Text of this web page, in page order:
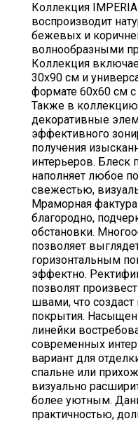
Коллекция
воспроизводит
бежевых и
волнообразными
Коллекция
30х90 см и
формате 60х60 см
Также в
декоративные
эффективного
получения
интерьеров. Блеск
наполняет любое
свежестью,
Mраморная
благородно,
обстановки.
позволяет
горизонтальным
эффектно.
позволят
швами, что
покрытия.
линейки
современных
вариант для
спальне или
визуально
более уютным.
практичностью,